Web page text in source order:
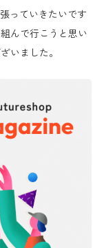
っていきたいです
んで行こうと思い
いました。